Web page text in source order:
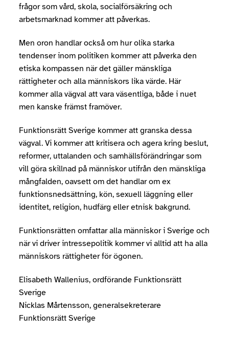
frågor som vård, skola, socialförsäkring och
arbetsmarknad kommer att påverkas.
Men oron handlar också om hur olika starka
tendenser inom politiken kommer att påverka den
etiska kompassen när det gäller mänskliga
rättigheter och alla människors lika värde. Här
kommer alla vägval att vara väsentliga, både i nuet
men kanske främst framöver.
Funktionsrätt Sverige kommer att granska dessa
vägval. Vi kommer att kritisera och agera kring beslut,
reformer, uttalanden och samhällsförändringar som
vill göra skillnad på människor utifrån den mänskliga
mångfalden, oavsett om det handlar om ex
funktionsnedsättning, kön, sexuell läggning eller
identitet, religion, hudfärg eller etnisk bakgrund.
Funktionsrätten omfattar alla människor i Sverige och
när vi driver intressepolitik kommer vi alltid att ha alla
människors rättigheter för ögonen.
Elisabeth Wallenius, ordförande Funktionsrätt
Sverige
Nicklas Mårtensson, generalsekreterare
Funktionsrätt Sverige